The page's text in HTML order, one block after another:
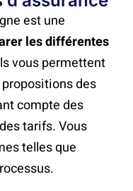
est une
les différentes
vous permettent
des
compte des
tarifs. Vous
telles que